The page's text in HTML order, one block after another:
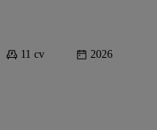
11 cv 2026